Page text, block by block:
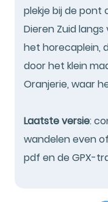
plekje bij de pont
Dieren Zuid
het horecaplein,
door het klein
Oranjerie, waar
Laatste versie:
wandelen even
pdf en de GPX-